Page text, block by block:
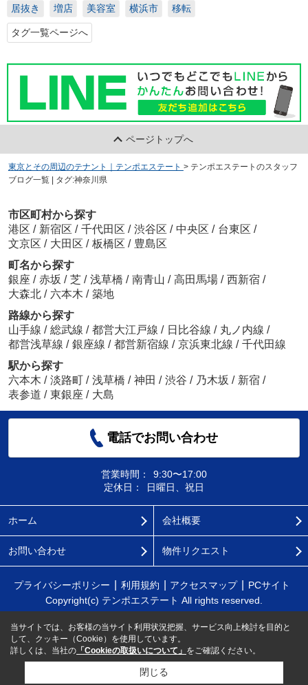
居抜き 増店 美容室 横浜市 移転
タグ一覧ページへ
ページトップへ
東京とその周辺のテナント｜テンポエステート > テンポエステートのスタッフ
ブログ一覧 | タグ:神奈川県
市区町村から探す
港区 / 新宿区 / 千代田区 / 渋谷区 / 中央区 / 台東区 /
文京区 / 大田区 / 板橋区 / 豊島区
町名から探す
銀座 / 赤坂 / 芝 / 浅草橋 / 南青山 / 高田馬場 / 西新宿 /
大森北 / 六本木 / 築地
路線から探す
山手線 / 総武線 / 都営大江戸線 / 日比谷線 / 丸ノ内線 /
都営浅草線 / 銀座線 / 都営新宿線 / 京浜東北線 / 千代田線
駅から探す
六本木 / 淡路町 / 浅草橋 / 神田 / 渋谷 / 乃木坂 / 新宿 /
表参道 / 東銀座 / 大島
電話でお問い合わせ
営業時間：
9:30〜17:00
定休日：
日曜日、祝日
ホーム 会社概要
お問い合わせ 物件リクエスト
プライバシーポリシー 利用規約 アクセスマップ
PCサイト
Copyright(c) テンポエステート All rights reserved.
当サイトでは、お客様の当サイト利用状況把握、サービス向上検討を目的と
して、クッキー（Cookie）を使用しています。
詳しくは、当社の 「Cookieの取扱いについて」 をご確認ください。
閉じる